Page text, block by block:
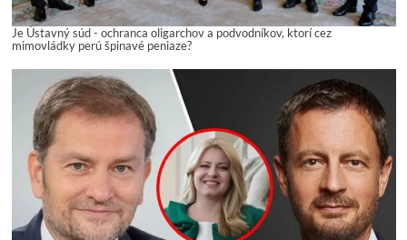
Je Ústavný súd - ochranca oligarchov a podvodníkov, ktorí cez
mimovládky perú špinavé peniaze?